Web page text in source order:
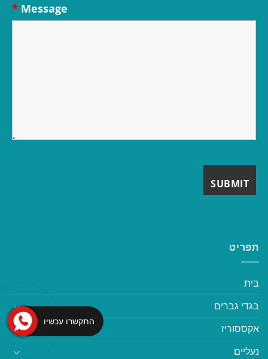
Message
*
תפריט
בית
בגדי גברים
אקססוריז
נעליים
התקשרו עכשיו